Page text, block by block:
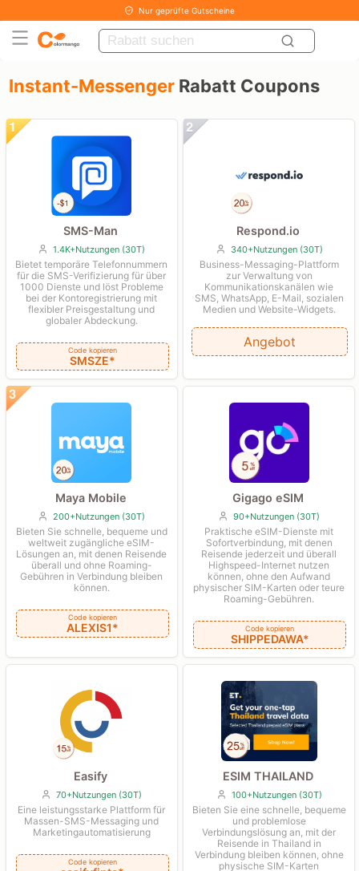
Nur geprüfte Gutscheine
Instant-Messenger Rabatt Coupons
SMS-Man
1.4K+Nutzungen (30T)
Bietet temporäre Telefonnummern
für die SMS-Verifizierung für über
1000 Dienste und löst Probleme
bei der Kontoregistrierung mit
flexibler Preisgestaltung und
globaler Abdeckung.
Code kopieren
SMSZE*
Respond.io
340+Nutzungen (30T)
Business-Messaging-Plattform
zur Verwaltung von
Kommunikationskanälen wie
SMS, WhatsApp, E-Mail, sozialen
Medien und Website-Widgets.
Angebot
Maya Mobile
200+Nutzungen (30T)
Bieten Sie schnelle, bequeme und
weltweit zugängliche eSIM-
Lösungen an, mit denen Reisende
überall und ohne Roaming-
Gebühren in Verbindung bleiben
können.
Code kopieren
ALEXIS1*
Gigago eSIM
90+Nutzungen (30T)
Praktische eSIM-Dienste mit
Sofortverbindung, mit denen
Reisende jederzeit und überall
Highspeed-Internet nutzen
können, ohne den Aufwand
physischer SIM-Karten oder teure
Roaming-Gebühren.
Code kopieren
SHIPPEDAWA*
Easify
70+Nutzungen (30T)
Eine leistungsstarke Plattform für
Massen-SMS-Messaging und
Marketingautomatisierung
Code kopieren
ESIM THAILAND
100+Nutzungen (30T)
Bieten Sie eine schnelle, bequeme
und problemlose
Verbindungslösung an, mit der
Reisende in Thailand in
Verbindung bleiben können, ohne
physische SIM-Karten